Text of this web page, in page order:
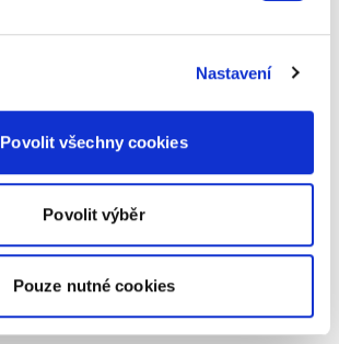
Nastavení
Povolit všechny cookies
Povolit výběr
Pouze nutné cookies